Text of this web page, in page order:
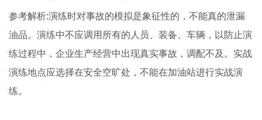
参考解析:演练时对事故的模拟是象征性的，不能真的泄漏
油品。演练中不应调用所有的人员、装备、车辆，以防止演
练过程中，企业生产经营中出现真实事故，调配不及。实战
演练地点应选择在安全空旷处，不能在加油站进行实战演
练。